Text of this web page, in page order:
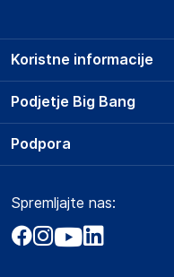
Podjetje Big Bang
O podjetju
Obvestila za javnost
Akt o digitalnih storitvah
Koristne informacije
Prodajna mesta
Storitve
Dostava, vnos in odvoz
Zavarovanje izdelkov
Podpora
Marketplace
Kako oddati naročilo?
Spremljajte nas: